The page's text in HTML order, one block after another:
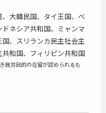
大韓民国、タイ王国、ベ
ネシア共和国、ミャンマ
、スリランカ民主社会主
和国、フィリピン共和国
就労目的の在留が認められるも